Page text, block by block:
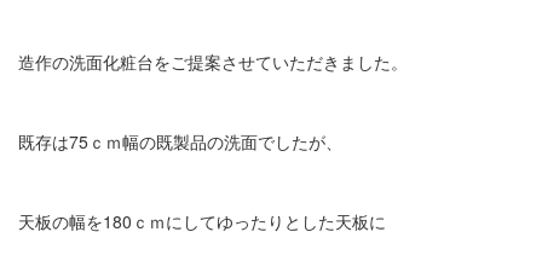
造作の洗面化粧台をご提案させていただきました。
既存は75ｃｍ幅の既製品の洗面でしたが、
天板の幅を180ｃｍにしてゆったりとした天板に